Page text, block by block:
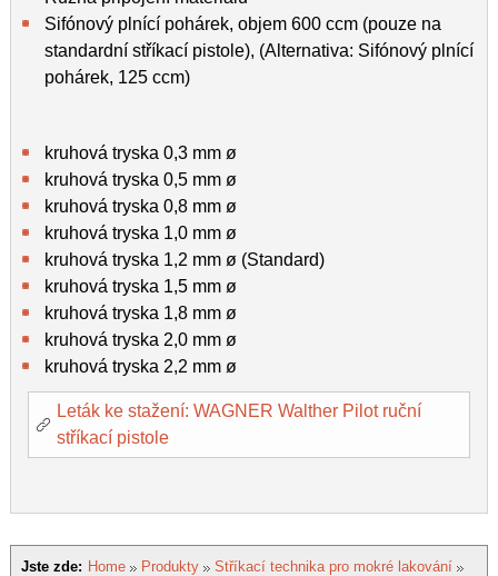
Sifónový plnící pohárek, objem 600 ccm (pouze na
standardní stříkací pistole), (Alternativa: Sifónový plnící
pohárek, 125 ccm)
kruhová tryska 0,3 mm ø
kruhová tryska 0,5 mm ø
kruhová tryska 0,8 mm ø
kruhová tryska 1,0 mm ø
kruhová tryska 1,2 mm ø (Standard)
kruhová tryska 1,5 mm ø
kruhová tryska 1,8 mm ø
kruhová tryska 2,0 mm ø
kruhová tryska 2,2 mm ø
Leták ke stažení: WAGNER Walther Pilot ruční
stříkací pistole
Jste zde: Home Produkty Stříkací technika pro mokré lakování